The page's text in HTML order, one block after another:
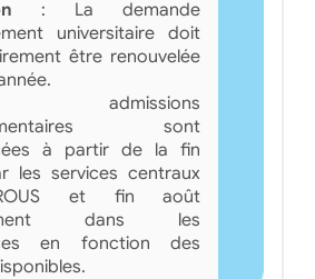
: La demande
universitaire doit
être renouvelée
admissions
sont
à partir de la fin
les services centraux
et fin août
dans les
en fonction des